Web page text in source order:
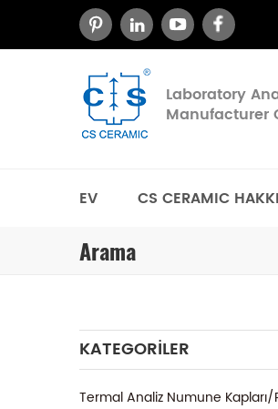
Laboratory
Manufacturer
EV CS CERAMIC
Arama
KATEGORILER
Termal Analiz Numune Kapları/